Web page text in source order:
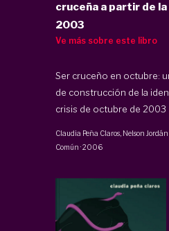
cruceña a partir de
2003
Ve más sobre este libro
Ser cruceño en octubre:
de construcción de la
crisis de octubre de 2003
Claudia Peña Claros , Nelson
Común ·2006